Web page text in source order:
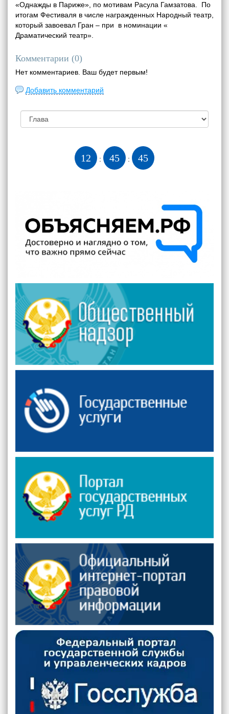
«Однажды в Париже», по мотивам Расула Гамзатова. По
итогам Фестиваля в числе награжденных Народный театр,
который завоевал Гран – при в номинации «
Драматический театр».
Комментарии (0)
Нет комментариев. Ваш будет первым!
Добавить комментарий
12 : 45 : 46